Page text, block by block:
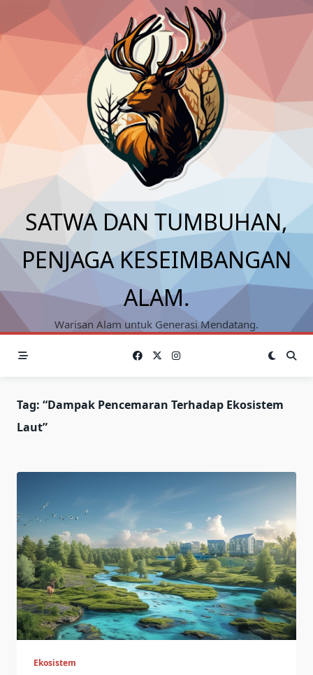
content
SATWA DAN TUMBUHAN,
PENJAGA KESEIMBANGAN
ALAM.
Warisan Alam untuk Generasi Mendatang.
Tag: “dampak Pencemaran Terhadap Ekosistem
Laut”
Ekosistem